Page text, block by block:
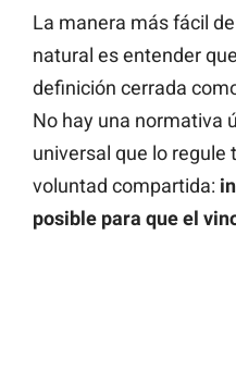
La manera más fácil
natural es entender
definición cerrada
No hay una normativa
universal que lo regule
voluntad compartida:
posible para que el